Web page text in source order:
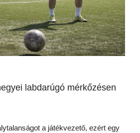
labdarúgó mérkőzésen
a játékvezető, ezért egy